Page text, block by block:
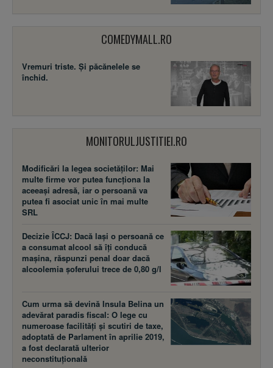
COMEDYMALL.RO
Vremuri triste. Şi păcănelele se
închid.
MONITORULJUSTITIEI.RO
Modificări la legea societăţilor: Mai
multe firme vor putea funcţiona la
aceeaşi adresă, iar o persoană va
putea fi asociat unic în mai multe
SRL
Decizie ÎCCJ: Dacă laşi o persoană ce
a consumat alcool să îţi conducă
maşina, răspunzi penal doar dacă
alcoolemia şoferului trece de 0,80 g/l
Cum urma să devină Insula Belina un
adevărat paradis fiscal: O lege cu
numeroase facilităţi şi scutiri de taxe,
adoptată de Parlament în aprilie 2019,
a fost declarată ulterior
neconstituţională